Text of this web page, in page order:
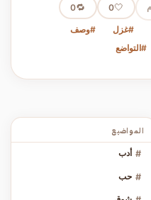
🤍
0
🔁
0
#غزل
#وصف
#التواضع
المواضيع
# أدب
# حب